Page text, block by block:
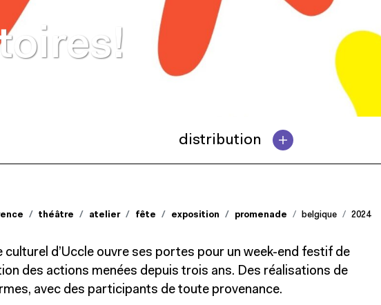
distribution
théâtre atelier fête exposition promenade belgique 2024
culturel d’Uccle ouvre ses portes pour un week-end festif de
des actions menées depuis trois ans. Des réalisations de
avec des participants de toute provenance.